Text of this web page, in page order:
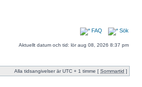
FAQ Sök
Aktuellt datum och tid: lör aug 08, 2026 8:37 pm
Alla tidsangivelser är UTC + 1 timme [ Sommartid ]